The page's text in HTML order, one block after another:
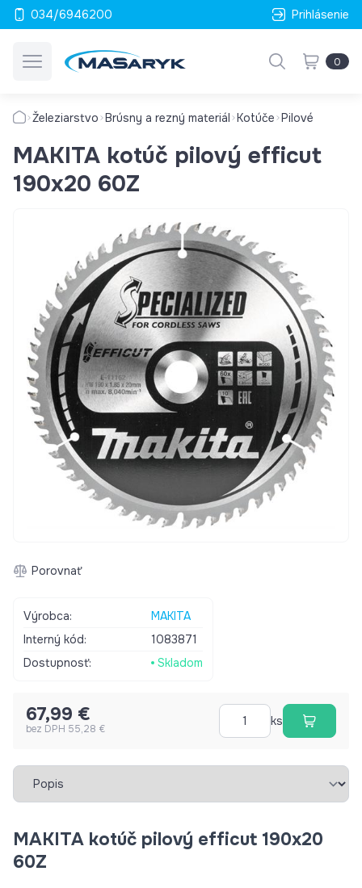
034/6946200 Prihlásenie
0
Železiarstvo Brúsny a rezný materiál Kotúče Pilové
MAKITA kotúč pilový efficut
190x20 60Z
Porovnať
Výrobca:
MAKITA
Interný kód:
1083871
Dostupnosť:
Skladom
67,99 €
bez DPH 55,28 €
ks
Vybrať záložku
MAKITA kotúč pilový efficut 190x20
60Z